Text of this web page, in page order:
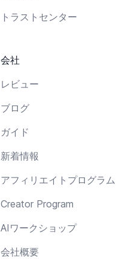
トラストセンター
会社
レビュー
ブログ
ガイド
新着情報
アフィリエイトプログラム
Creator Program
AIワークショップ
会社概要